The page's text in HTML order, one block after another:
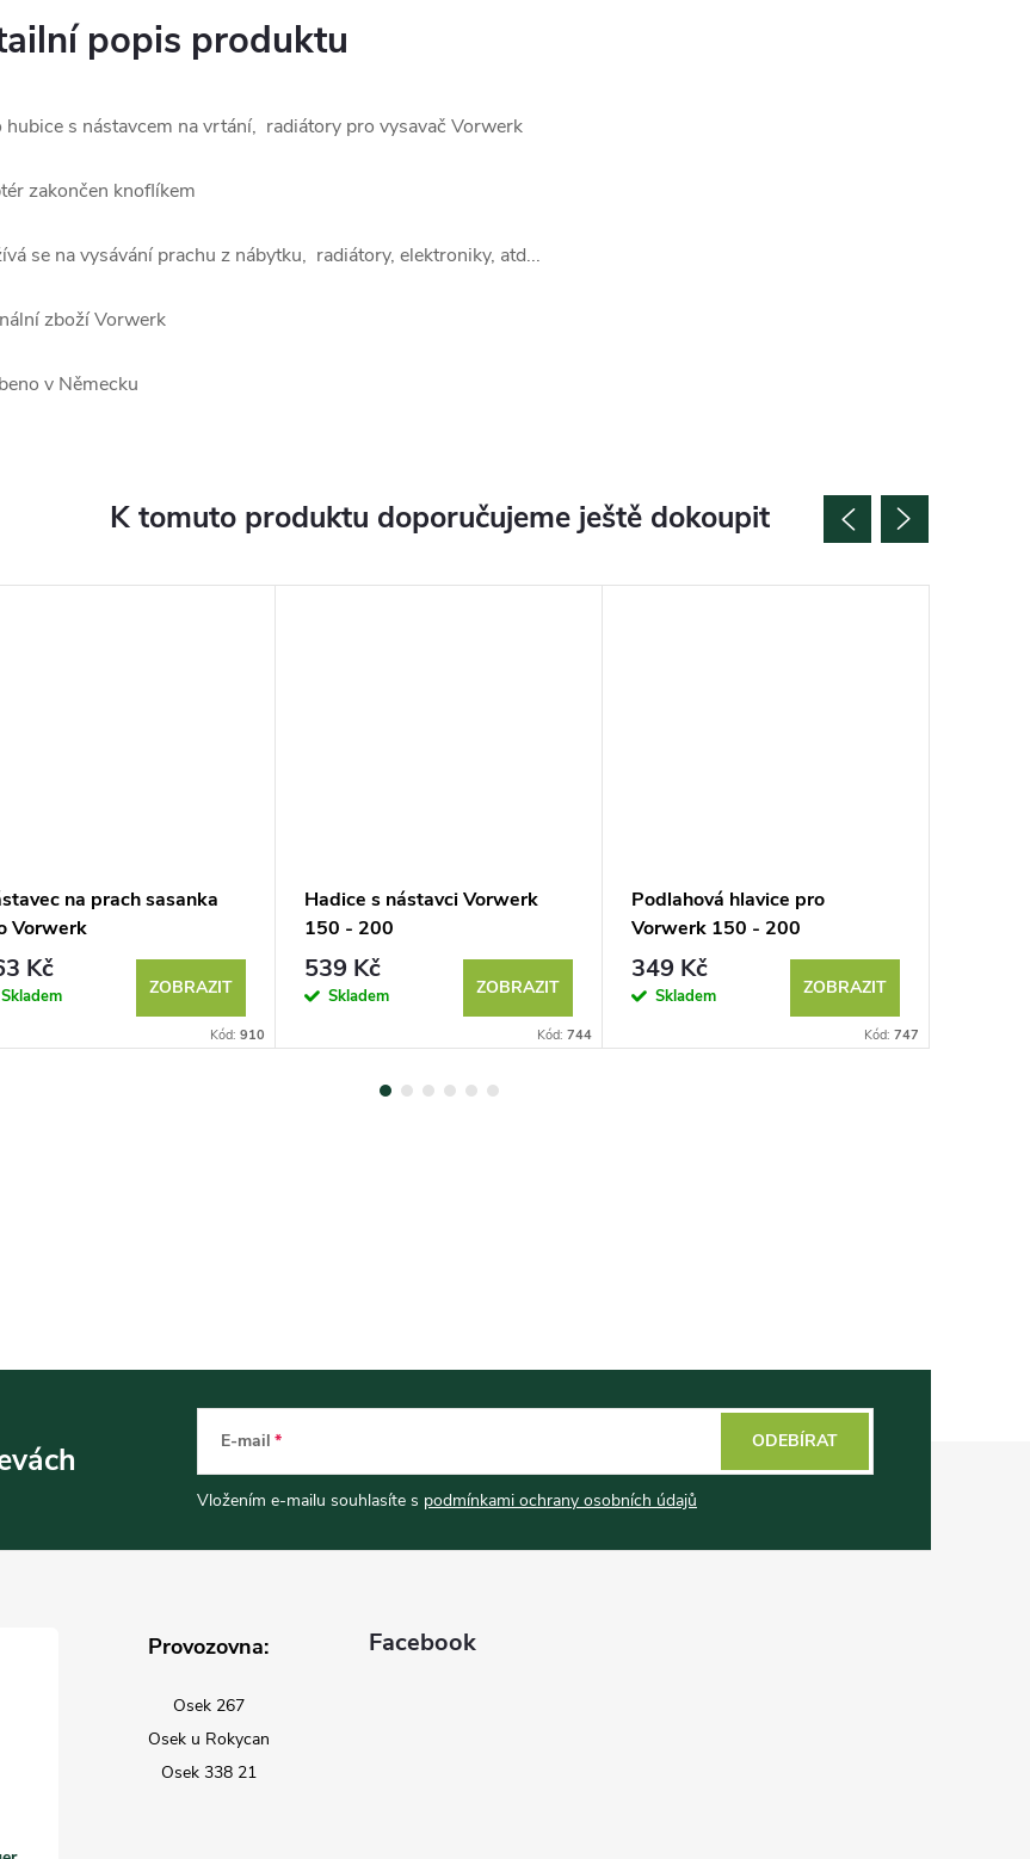
popis produktu
hubice s nástavcem na vrtání, radiátory pro vysavač Vorwerk
zakončen knoflíkem
se na vysávání prachu z nábytku, radiátory, elektroniky, atd...
zboží Vorwerk
v Německu
K tomuto produktu doporučujeme ještě dokoupit
na prach sasanka
Vorwerk
Kč
Skladem ZOBRAZIT
Kód: 910
Hadice s nástavci Vorwerk
150 - 200
539 Kč
Skladem ZOBRAZIT
Kód: 744
Podlahová hlavice pro
Vorwerk 150 - 200
349 Kč
Skladem ZOBRAZIT
Kód: 747
E-mail
Vložením e-mailu souhlasíte s podmínkami ochrany osobních údajů
ODEBÍRAT
Provozovna:
Osek 267
Osek u Rokycan
Osek 338 21
Facebook